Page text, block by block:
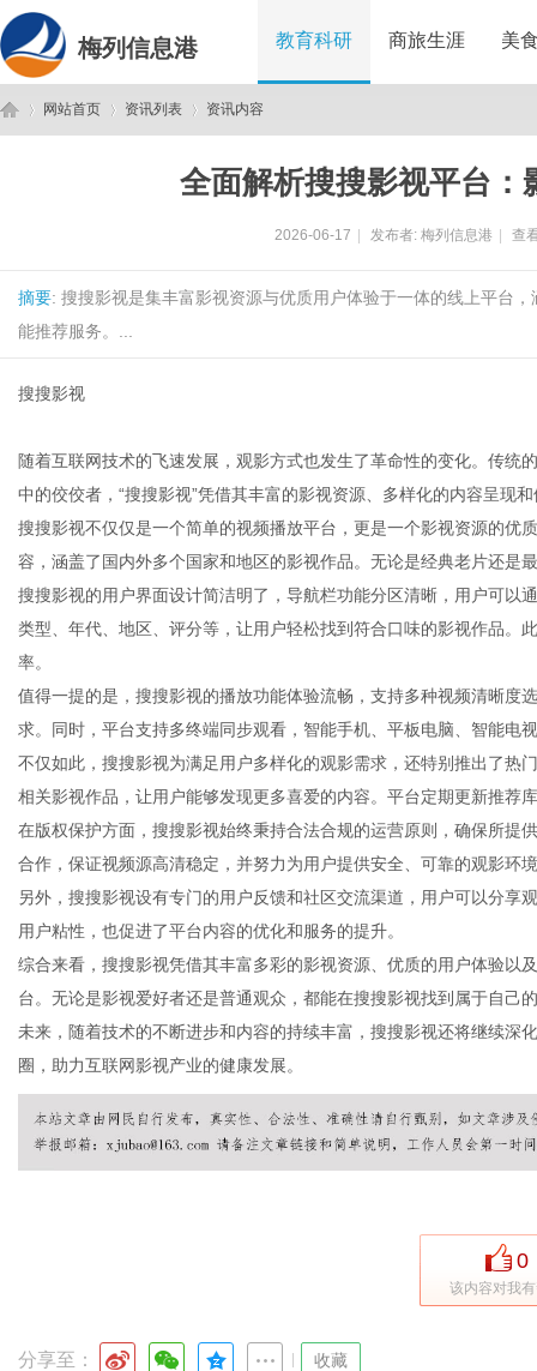
梅列信息港 教育科研 商旅生涯 美
网站首页 资讯列表 资讯内容
全面解析搜搜影视平台：
2026-06-17 发布者: 梅列信息港 查
摘要: 搜搜影视是集丰富影视资源与优质用户体验于一体的线上平台
能推荐服务。...
搜搜影视
随着互联网技术的飞速发展，观影方式也发生了革命性的变化。传统
中的佼佼者，“搜搜影视”凭借其丰富的影视资源、多样化的内容呈现
搜搜影视不仅仅是一个简单的视频播放平台，更是一个影视资源的优
容，涵盖了国内外多个国家和地区的影视作品。无论是经典老片还是
搜搜影视的用户界面设计简洁明了，导航栏功能分区清晰，用户可以
类型、年代、地区、评分等，让用户轻松找到符合口味的影视作品。
率。
值得一提的是，搜搜影视的播放功能体验流畅，支持多种视频清晰度
求。同时，平台支持多终端同步观看，智能手机、平板电脑、智能电
不仅如此，搜搜影视为满足用户多样化的观影需求，还特别推出了热
相关影视作品，让用户能够发现更多喜爱的内容。平台定期更新推荐
在版权保护方面，搜搜影视始终秉持合法合规的运营原则，确保所提
合作，保证视频源高清稳定，并努力为用户提供安全、可靠的观影环
另外，搜搜影视设有专门的用户反馈和社区交流渠道，用户可以分享
用户粘性，也促进了平台内容的优化和服务的提升。
综合来看，搜搜影视凭借其丰富多彩的影视资源、优质的用户体验以
台。无论是影视爱好者还是普通观众，都能在搜搜影视找到属于自己
未来，随着技术的不断进步和内容的持续丰富，搜搜影视还将继续深
圈，助力互联网影视产业的健康发展。
0
该内容对我
分享至： 收藏